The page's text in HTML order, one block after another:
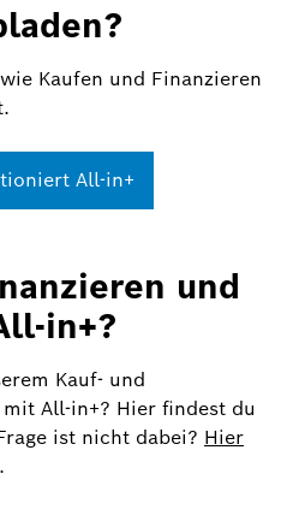
Kaufen und Finanzieren
All-in+
und
in+?
Kauf- und
All-in+? Hier findest du
ist nicht dabei? Hier
.